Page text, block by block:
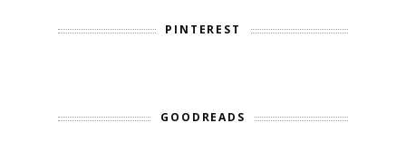
PINTEREST
GOODREADS